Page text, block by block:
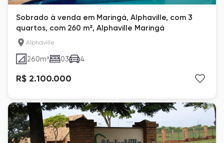
Sobrado à venda em Maringá, Alphaville, com 3
quartos, com 260 m², Alphaville Maringá
Alphaville
260m² 03 4
R$ 2.100.000